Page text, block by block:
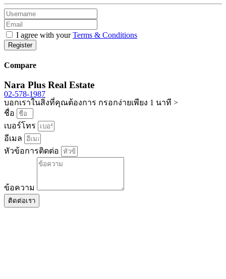
I agree with yourTerms & Conditions
Register
Compare
Nara Plus Real Estate
02-578-1987
บอกเราในสิ่งที่คุณต้องการ กรอกง่ายเพียง 1 นาที >
ชื่อ
เบอร์โทร
อีเมล
หัวข้อการติดต่อ
ข้อความ
ติดต่อเรา